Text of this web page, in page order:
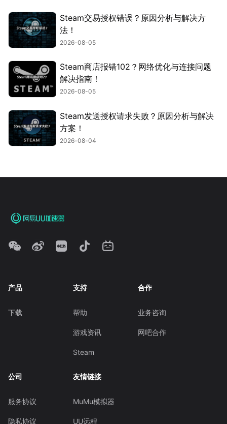
Steam交易授权错误？原因分析与解决方
法！
2026-08-05
Steam商店报错102？网络优化与连接问题
解决指南！
2026-08-05
Steam发送授权请求失败？原因分析与解决
方案！
2026-08-04
产品
下载
支持
帮助
游戏资讯
Steam
合作
业务咨询
网吧合作
公司
服务协议
隐私协议
友情链接
MuMu模拟器
UU远程